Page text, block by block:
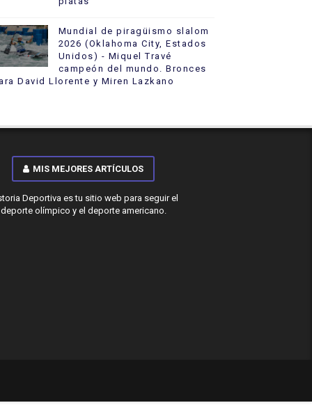
Mundial de piragüismo slalom
2026 (Oklahoma City, Estados
Unidos) - Miquel Travé
campeón del mundo. Bronces
David Llorente y Miren Lazkano
MIS MEJORES ARTÍCULOS
Deportiva es tu sitio web para seguir el
deporte olímpico y el deporte americano.